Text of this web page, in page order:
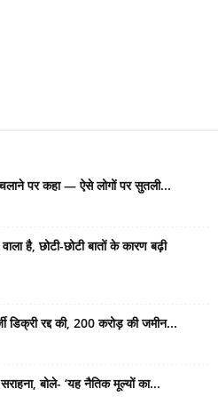
चलाने पर कहा — ऐसे लोगों पर सुतली...
है, छोटी-छोटी बातों के कारण बढ़ी
डिक्री रद्द की, 200 करोड़ की जमीन...
बोले- ‘यह नैतिक मूल्यों का...